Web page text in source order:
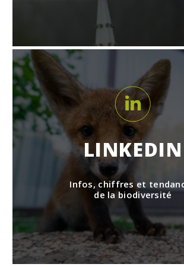
LINKEDIN
Infos, chiffres et
de la biodiversité